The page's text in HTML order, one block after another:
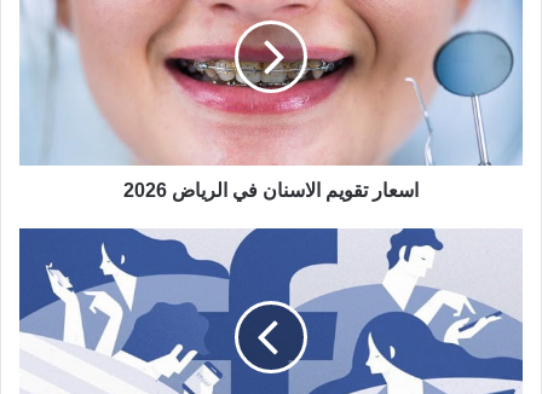
اسعار تقويم الاسنان في الرياض 2026